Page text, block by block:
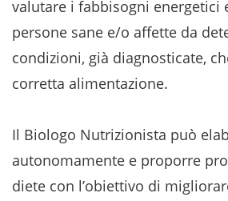
valutare i fabbisogni energetici
persone sane e/o affette da
condizioni, già diagnosticate,
corretta alimentazione.
Il Biologo Nutrizionista può
autonomamente e proporre
diete con l’obiettivo di